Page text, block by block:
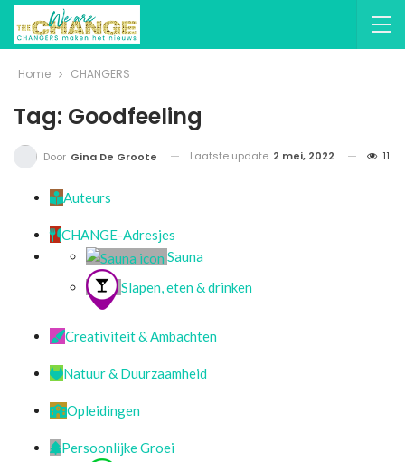
Home CHANGERS
Tag: Goodfeeling
Door Gina De Groote Laatste update 2 mei, 2022 11
Auteurs
CHANGE-Adresjes
Sauna
Slapen, eten & drinken
Creativiteit & Ambachten
Natuur & Duurzaamheid
Opleidingen
Persoonlijke Groei